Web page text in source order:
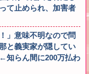
て止められ、加害者
」意味不明なので問
と義実家が隠してい
知らん間に200万払わ